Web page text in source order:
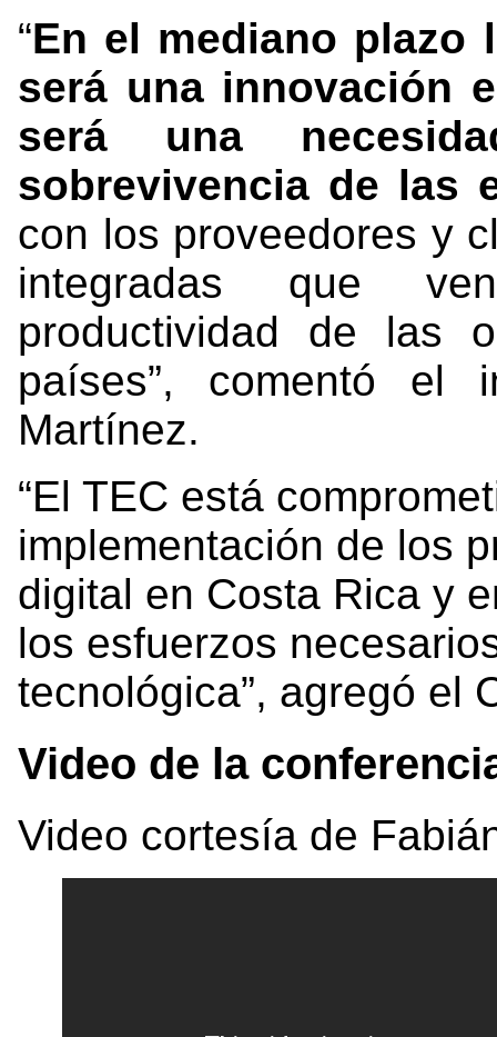
“En el mediano plazo
será una innovación
será una
sobrevivencia de las
con los proveedores y
integradas que
productividad de las
países”, comentó el
Martínez.
“El TEC está
implementación de los
digital en Costa Rica y
los esfuerzos
tecnológica”, agregó el
Video de la
Video cortesía de